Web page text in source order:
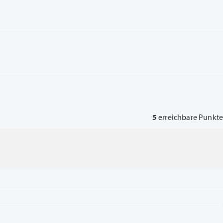
5 erreichbare Punkte